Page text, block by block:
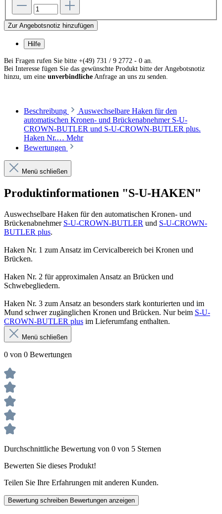
Zur Angebotsnotiz hinzufügen
Hilfe
Bei Fragen rufen Sie bitte +(49) 731 / 9 2772 - 0 an.
Bei Interesse fügen Sie das gewünschte Produkt bitte der Angebotsnotiz
hinzu, um eine unverbindliche Anfrage an uns zu senden.
Beschreibung
Auswechselbare Haken für den
automatischen Kronen- und Brückenabnehmer S-U-
CROWN-BUTLER und S-U-CROWN-BUTLER plus.
Haken Nr.… Mehr
Bewertungen
Menü schließen
Produktinformationen "S-U-HAKEN"
Auswechselbare Haken für den automatischen Kronen- und
Brückenabnehmer S-U-CROWN-BUTLER und S-U-CROWN-
BUTLER plus.
Haken Nr. 1 zum Ansatz im Cervicalbereich bei Kronen und
Brücken.
Haken Nr. 2 für approximalen Ansatz an Brücken und
Schwebegliedern.
Haken Nr. 3 zum Ansatz an besonders stark konturierten und im
Mund schwer zugänglichen Kronen und Brücken. Nur beim S-U-
CROWN-BUTLER plus im Lieferumfang enthalten.
Menü schließen
0 von 0 Bewertungen
Durchschnittliche Bewertung von 0 von 5 Sternen
Bewerten Sie dieses Produkt!
Teilen Sie Ihre Erfahrungen mit anderen Kunden.
Bewertung schreiben Bewertungen anzeigen